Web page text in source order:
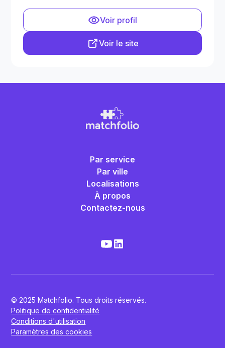
Voir profil
Voir le site
Par service
Par ville
Localisations
À propos
Contactez-nous
© 2025 Matchfolio. Tous droits réservés.
Politique de confidentialité
Conditions d'utilisation
Paramètres des cookies